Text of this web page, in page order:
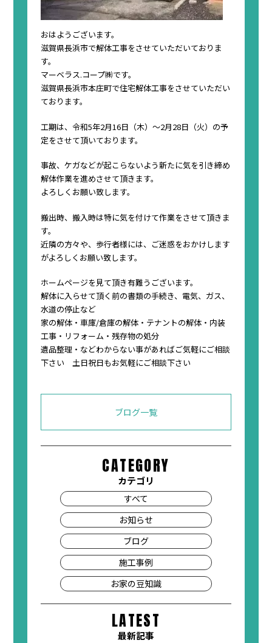
おはようございます。
滋賀県長浜市で解体工事をさせていただいておりま
す。
マーベラス.コープ㈱です。
滋賀県長浜市本庄町で住宅解体工事をさせていただい
ております。
工期は、令和5年2月16日（木）〜2月28日（火）の予
定をさせて頂いております。
事故、ケガなどが起こらないよう新たに気を引き締め
解体作業を進めさせて頂きます。
よろしくお願い致します。
搬出時、搬入時は特に気を付けて作業をさせて頂きま
す。
近隣の方々や、歩行者様には、ご迷惑をおかけします
がよろしくお願い致します。
ホームページを見て頂き有難うございます。
解体に入らせて頂く前の書類の手続き、電気、ガス、
水道の停止など
家の解体・車庫/倉庫の解体・テナントの解体・内装
工事・リフォーム・残存物の処分
遺品整理・などわからない事があればご気軽にご相談
下さい 土日祝日もお気軽にご相談下さい
ブログ一覧
CATEGORY
カテゴリ
すべて
お知らせ
ブログ
施工事例
お家の豆知識
LATEST
最新記事